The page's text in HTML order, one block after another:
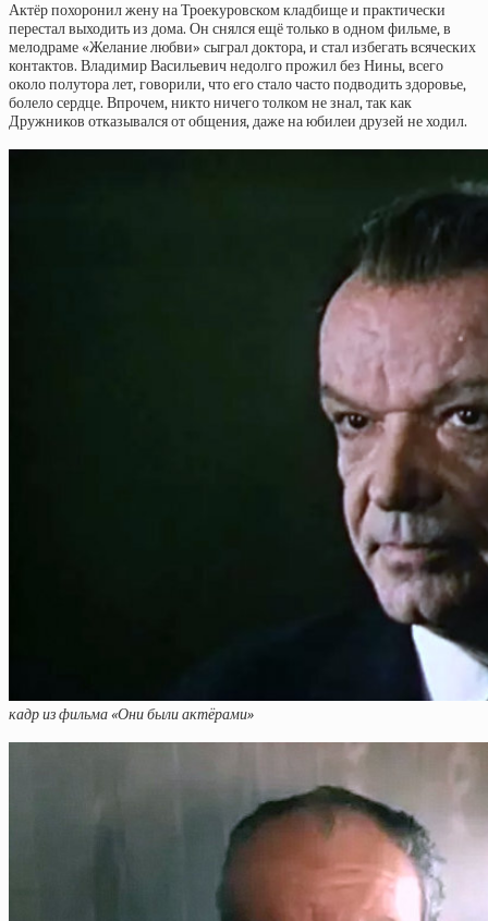
Актёр похоронил жену на Троекуровском кладбище и практически
перестал выходить из дома. Он снялся ещё только в одном фильме, в
мелодраме «Желание любви» сыграл доктора, и стал избегать всяческих
контактов. Владимир Васильевич недолго прожил без Нины, всего
около полутора лет, говорили, что его стало часто подводить здоровье,
болело сердце. Впрочем, никто ничего толком не знал, так как
Дружников отказывался от общения, даже на юбилеи друзей не ходил.
кадр из фильма «Они были актёрами»